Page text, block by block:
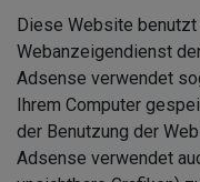
Diese Website
Webanzeigendienst
Adsense verwendet
Ihrem Computer
der Benutzung der
Adsense verwendet